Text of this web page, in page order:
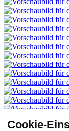
Cookie-